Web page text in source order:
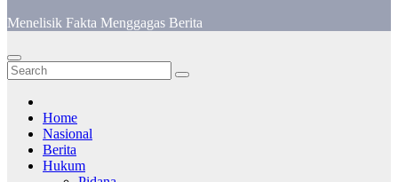
Menelisik Fakta Menggagas Berita
Home
Nasional
Berita
Hukum